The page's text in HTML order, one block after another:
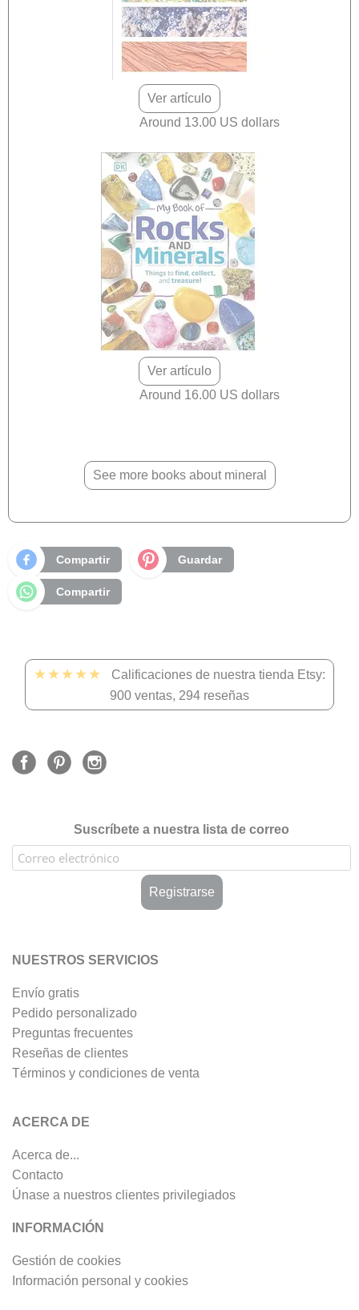
Ver artículo
Around 13.00 US dollars
Ver artículo
Around 16.00 US dollars
See more books about mineral
Compartir Guardar
Compartir
★★★★★
Calificaciones de nuestra tienda Etsy:
900 ventas, 294 reseñas
Suscríbete a nuestra lista de correo
NUESTROS SERVICIOS
Envío gratis
Pedido personalizado
Preguntas frecuentes
Reseñas de clientes
Términos y condiciones de venta
ACERCA DE
Acerca de...
Contacto
Únase a nuestros clientes privilegiados
INFORMACIÓN
Gestión de cookies
Información personal y cookies